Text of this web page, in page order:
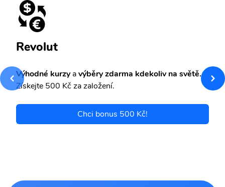
Revolut
Výhodné kurzyavýběry zdarma kdekoliv na světě.
Získejte 500 Kč za založení.
Chci bonus 500 Kč!